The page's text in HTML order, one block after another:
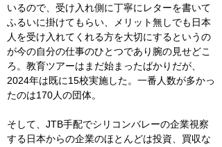
いるので、受け入れ側に丁寧にレターを書いて
ふるいに掛けてもらい、メリット無しでも日本
人を受け入れてくれる方を大切にするというの
が今の自分の仕事のひとつであり腕の見せどこ
ろ。教育ツアーはまだ始まったばかりだが、
2024年は既に15校実施した。一番人数が多かっ
たのは170人の団体。
そして、JTB手配でシリコンバレーの企業視察
する日本からの企業のほとんどは投資、買収な